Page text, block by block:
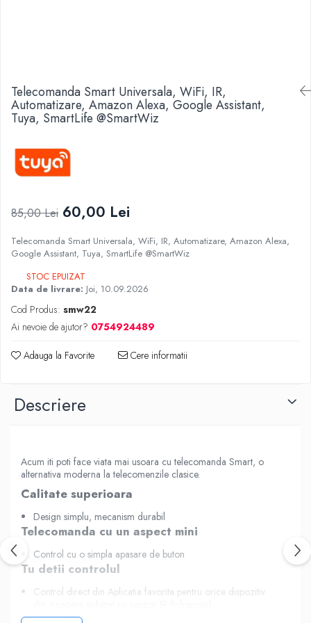
Telecomanda Smart Universala, WiFi, IR,
Automatizare, Amazon Alexa, Google Assistant,
Tuya, SmartLife @SmartWiz
85,00 Lei 60,00 Lei
Telecomanda Smart Universala, WiFi, IR, Automatizare, Amazon Alexa,
Google Assistant, Tuya, SmartLife @SmartWiz
STOC EPUIZAT
Data de livrare: Joi, 10.09.2026
Cod Produs: smw22
Ai nevoie de ajutor? 0754924489
Adauga la Favorite Cere informatii
Descriere
Acum iti poti face viata mai usoara cu telecomanda Smart, o
alternativa moderna la telecomenzile clasice.
Calitate superioara
Design simplu, mecanism durabil
Telecomanda cu un aspect mini
Control cu o simpla apasare de buton
Tu detii controlul
Control direct din Aplicatia favorita pentru orice dispozitiv
Programeaza pornirea/oprirea dispozitivelor, sau roaga